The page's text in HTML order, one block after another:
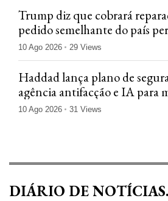
Trump diz que cobrará
pedido semelhante do país
Ormuz
10 Ago 2026 29 Views
Haddad lança plano de
agência antifacção e IA para
policiamento
10 Ago 2026 31 Views
DIÁRIO DE NOTÍCIAS.